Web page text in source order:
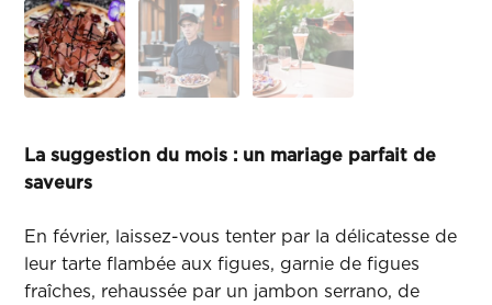
La suggestion du mois : un mariage parfait de
saveurs
En février, laissez-vous tenter par la délicatesse de
leur tarte flambée aux figues, garnie de figues
fraîches, rehaussée par un jambon serrano, de